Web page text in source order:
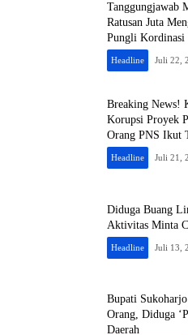
Tanggungjawab
Ratusan Juta
Pungli
Headline Juli 22,
Breaking News!
Korupsi Proyek
Orang PNS Ikut
Headline Juli 21,
Diduga Buang
Aktivitas Minta
Headline Juli 13,
​Bupati
Orang, Diduga
Daerah